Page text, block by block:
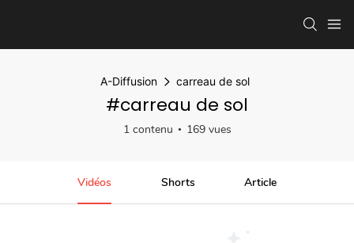
A-Diffusion carreau de sol
#carreau de sol
1 contenu 169 vues
Vidéos Shorts Article